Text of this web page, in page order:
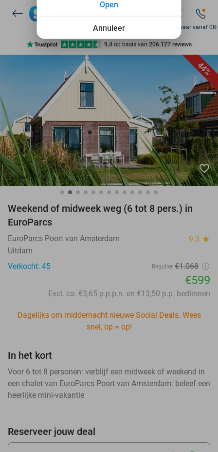
7 dagen per week beschikbaar
10+ miljoen leden
9,4 op basis van 206.127 reviews
Ontdek 15.000+ deals
7 dagen per week beschikbaar
10+ miljoen leden
Bereikbaar vanaf
44%
favorite_border
Weekend of midweek weg (6 tot 8 pers.) in
EuroParcs
EuroParcs Poort van Amsterdam 9.3 star
Uitdam
Verkocht: 45
Regulier €1.068
€599
Excl. ca. €3,65 p.p.p.n. en €13,50 p.p. bedlinnen
Dagelijks om middernacht nieuwe Social Deals. Wees
snel, op = op!
In het kort
Voor 6 tot 8 personen: verblijf een midweek of weekend in
een chalet van EuroParcs Poort van Amsterdam: beleef een
heerlijke mini-vakantie
Reserveer jouw deal
Annuleer
Open